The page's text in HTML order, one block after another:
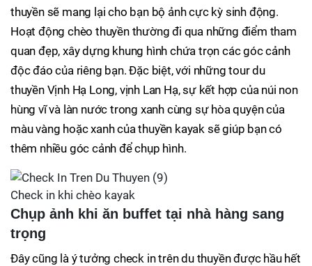
thuyền sẽ mang lại cho bạn bộ ảnh cực kỳ sinh động.
Hoạt động chèo thuyền thường đi qua những điểm tham
quan đẹp, xây dựng khung hình chứa trọn các góc cảnh
độc đáo của riêng bạn. Đặc biệt, với những tour du
thuyền Vịnh Hạ Long, vịnh Lan Hạ, sự kết hợp của núi non
hùng vĩ và làn nước trong xanh cùng sự hòa quyện của
màu vàng hoặc xanh của thuyền kayak sẽ giúp bạn có
thêm nhiều góc cảnh để chụp hình.
Check in khi chèo kayak
Chụp ảnh khi ăn buffet tại nhà hàng sang
trọng
Đây cũng là ý tưởng check in trên du thuyền được hầu hết